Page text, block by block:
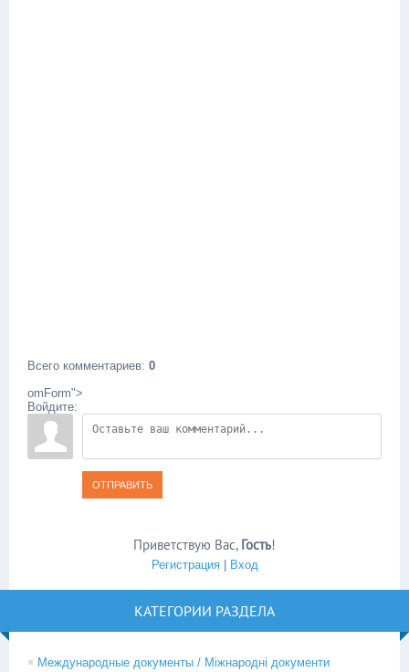
Всего комментариев: 0
omForm">
Войдите:
ОТПРАВИТЬ
Приветствую Вас, Гость!
Регистрация| Вход
КАТЕГОРИИ РАЗДЕЛА
Международные документы / Міжнародні документи